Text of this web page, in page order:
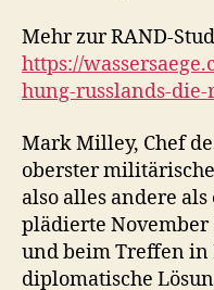
Mehr zur RAND-
https://
hung-russlands-
Mark Milley, Chef
oberster
also alles andere
plädierte November
und beim Treffen
diplomatische